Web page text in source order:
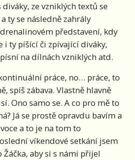
ze vzniklých textů se
ty se následně zahrály
představení, kdy
i ty píšící či zpívající diváky,
na dílnách vzniklých atd.
práce, no… práce, to
spíš zábava. Vlastně hlavně
Ono samo se. A co pro mě to
Já se prostě opravdu bavím a
a to je na tom to
víkendové setkání jsem
Žáčka, aby si s námi přijel